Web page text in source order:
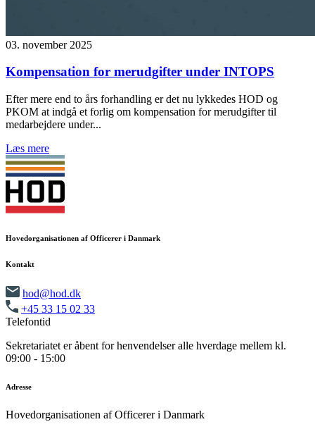
03. november 2025
Kompensation for merudgifter under INTOPS
Efter mere end to års forhandling er det nu lykkedes HOD og
PKOM at indgå et forlig om kompensation for merudgifter til
medarbejdere under...
Læs mere
Hovedorganisationen af Officerer i Danmark
Kontakt
hod@hod.dk
+45 33 15 02 33
Telefontid
Sekretariatet er åbent for henvendelser alle hverdage mellem kl.
09:00 - 15:00
Adresse
Hovedorganisationen af Officerer i Danmark